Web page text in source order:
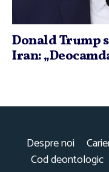
Donald Trump
Iran:
Despre noi
Cod deontologic